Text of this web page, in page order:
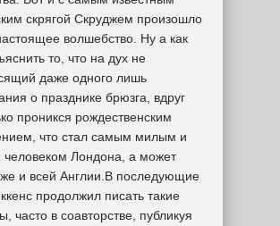
скрягой Скруджем произошло
волшебство. Ну а как
то, что на дух не
даже одного лишь
о празднике брюзга, вдруг
проникся рождественским
что стал самым милым и
Лондона, а может
и всей Англии.В последующие
продолжил писать такие
часто в соавторстве, публикуя